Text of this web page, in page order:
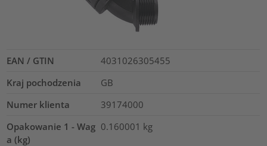
EAN / GTIN
4031026305455
Kraj pochodzenia
GB
Numer klienta
39174000
Opakowanie 1 - Wag
a (kg)
0.160001 kg